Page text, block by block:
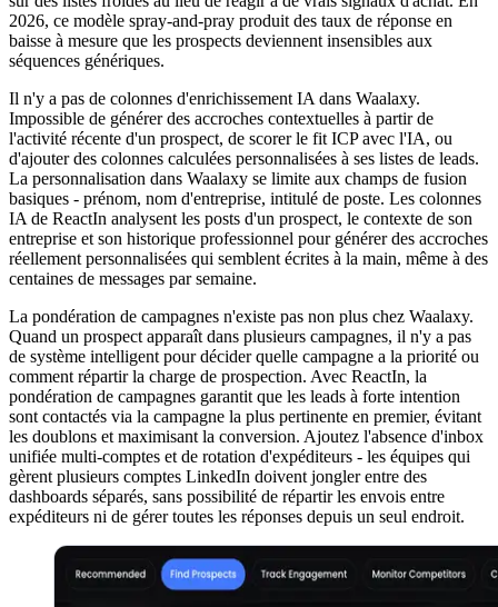
2026, ce modèle spray-and-pray produit des taux de réponse en
baisse à mesure que les prospects deviennent insensibles aux
séquences génériques.
Il n'y a pas de colonnes d'enrichissement IA dans Waalaxy.
Impossible de générer des accroches contextuelles à partir de
l'activité récente d'un prospect, de scorer le fit ICP avec l'IA, ou
d'ajouter des colonnes calculées personnalisées à ses listes de leads.
La personnalisation dans Waalaxy se limite aux champs de fusion
basiques - prénom, nom d'entreprise, intitulé de poste. Les colonnes
IA de ReactIn analysent les posts d'un prospect, le contexte de son
entreprise et son historique professionnel pour générer des accroches
réellement personnalisées qui semblent écrites à la main, même à des
centaines de messages par semaine.
La pondération de campagnes n'existe pas non plus chez Waalaxy.
Quand un prospect apparaît dans plusieurs campagnes, il n'y a pas
de système intelligent pour décider quelle campagne a la priorité ou
comment répartir la charge de prospection. Avec ReactIn, la
pondération de campagnes garantit que les leads à forte intention
sont contactés via la campagne la plus pertinente en premier, évitant
les doublons et maximisant la conversion. Ajoutez l'absence d'inbox
unifiée multi-comptes et de rotation d'expéditeurs - les équipes qui
gèrent plusieurs comptes LinkedIn doivent jongler entre des
dashboards séparés, sans possibilité de répartir les envois entre
expéditeurs ni de gérer toutes les réponses depuis un seul endroit.